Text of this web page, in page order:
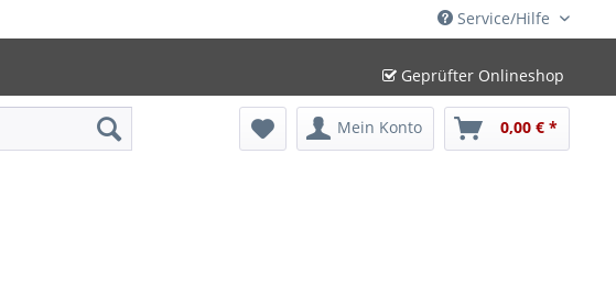
Service/Hilfe
Geprüfter Onlineshop
Mein Konto 0,00 € *